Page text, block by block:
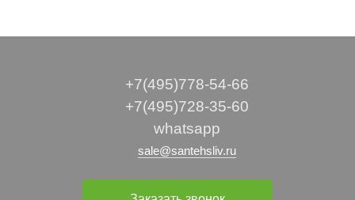
+7(495)778-54-66
+7(495)728-35-60
whatsapp
sale@santehsliv.ru